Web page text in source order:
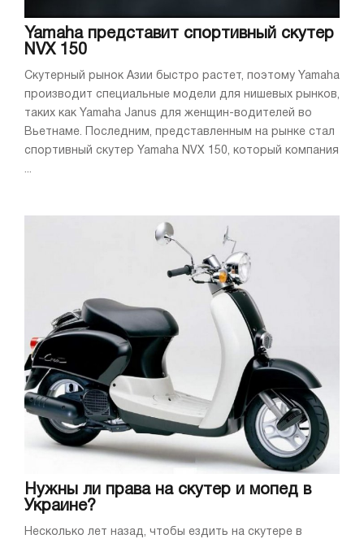
Yamaha представит спортивный скутер
NVX 150
Скутерный рынок Азии быстро растет, поэтому Yamaha
производит специальные модели для нишевых рынков,
таких как Yamaha Janus для женщин-водителей во
Вьетнаме. Последним, представленным на рынке стал
спортивный скутер Yamaha NVX 150, который компания
Нужны ли права на скутер и мопед в
Украине?
Несколько лет назад, чтобы ездить на скутере в